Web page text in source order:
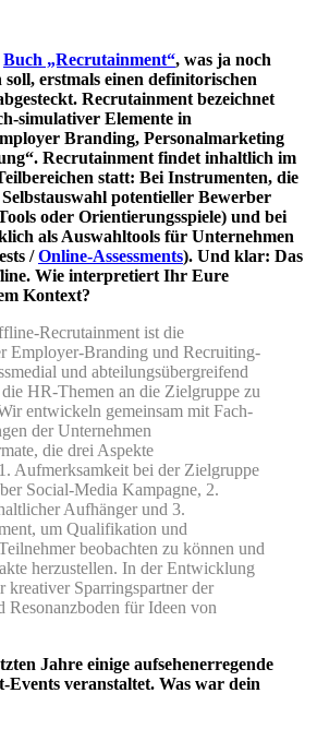
Buch „Recrutainment“, was ja noch
soll, erstmals einen definitorischen
Recrutainment bezeichnet
simulativer Elemente in
Branding, Personalmarketing
Recrutainment findet inhaltlich im
statt: Bei Instrumenten, die
potentieller Bewerber
oder Orientierungsspiele) und bei
als Auswahltools für Unternehmen
/Online-Assessments). Und klar: Das
Wie interpretiert Ihr Eure
Kontext?
Recrutainment ist die
Employer-Branding und Recruiting-
und abteilungsübergreifend
HR-Themen an die Zielgruppe zu
entwickeln gemeinsam mit Fach-
der Unternehmen
die drei Aspekte
Aufmerksamkeit bei der Zielgruppe
Social-Media Kampagne, 2.
Aufhänger und 3.
um Qualifikation und
beobachten zu können und
herzustellen. In der Entwicklung
kreativer Sparringspartner der
Resonanzboden für Ideen von
Jahre einige aufsehenerregende
veranstaltet. Was war dein